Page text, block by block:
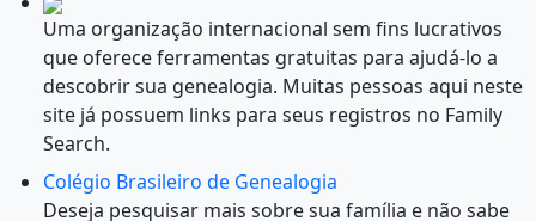
Uma organização internacional sem fins lucrativos
que oferece ferramentas gratuitas para ajudá-lo a
descobrir sua genealogia. Muitas pessoas aqui neste
site já possuem links para seus registros no Family
Search.
Colégio Brasileiro de Genealogia
Deseja pesquisar mais sobre sua família e não sabe